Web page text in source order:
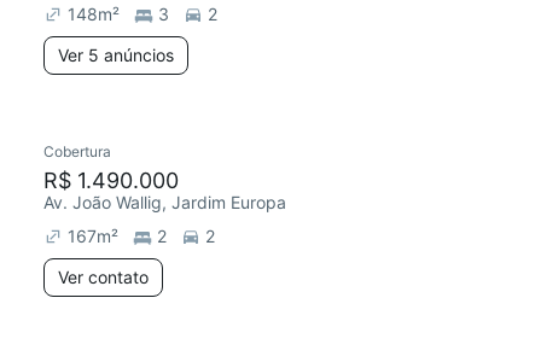
148m² 3
2
Ver 5 anúncios
Cobertura
R$ 1.490.000
Av. João Wallig, Jardim Europa
167m² 2
2
Ver contato